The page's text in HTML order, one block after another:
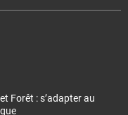
Forêt : s’adapter au